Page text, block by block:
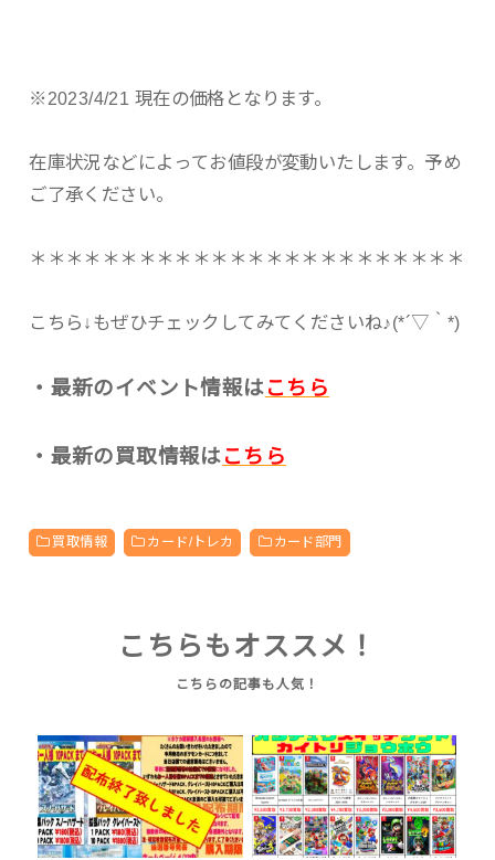
※2023/4/21 現在の価格となります。
在庫状況などによってお値段が変動いたします。予め
ご了承ください。
＊＊＊＊＊＊＊＊＊＊＊＊＊＊＊＊＊＊＊＊＊＊＊＊
こちら↓もぜひチェックしてみてくださいね♪(*´▽｀*)
・最新のイベント情報はこちら
・最新の買取情報はこちら
買取情報 カード/トレカ カード部門
こちらもオススメ！